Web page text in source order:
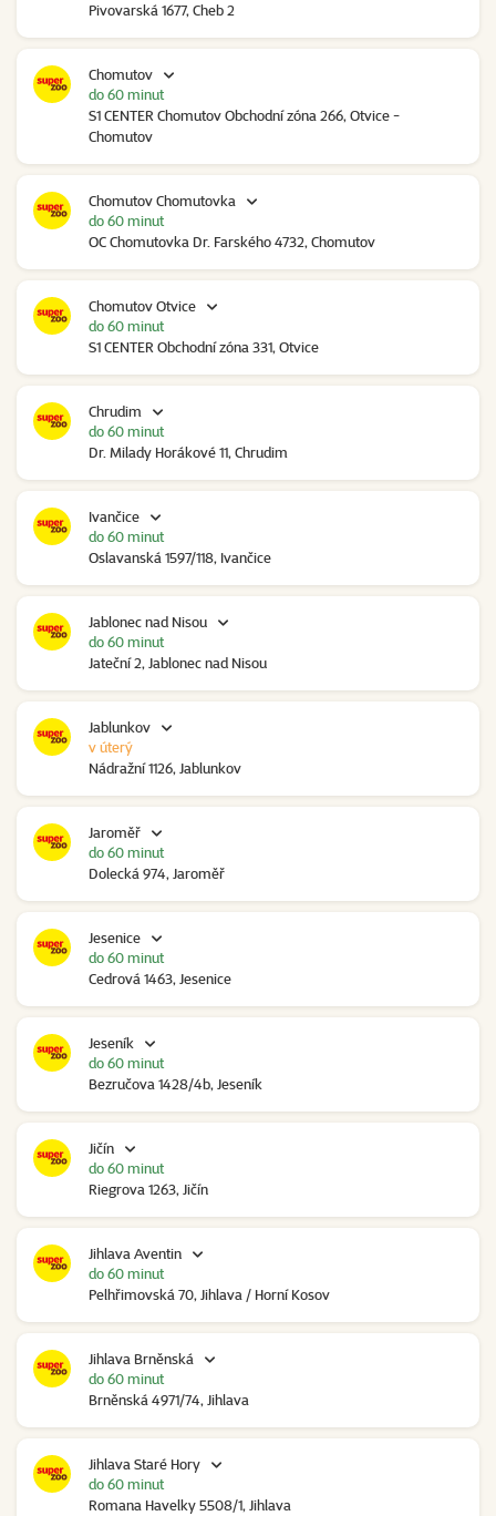
Pivovarská 1677, Cheb 2
Chomutov
S1 CENTER Chomutov Obchodní zóna 266, Otvice -
Chomutov
do 60 minut
Chomutov Chomutovka
OC Chomutovka Dr. Farského 4732, Chomutov
do 60 minut
Chomutov Otvice
S1 CENTER Obchodní zóna 331, Otvice
do 60 minut
Chrudim
Dr. Milady Horákové 11, Chrudim
do 60 minut
Ivančice
Oslavanská 1597/118, Ivančice
do 60 minut
Jablonec nad Nisou
Jateční 2, Jablonec nad Nisou
do 60 minut
Jablunkov
Nádražní 1126, Jablunkov
v úterý
Jaroměř
Dolecká 974, Jaroměř
do 60 minut
Jesenice
Cedrová 1463, Jesenice
do 60 minut
Jeseník
Bezručova 1428/4b, Jeseník
do 60 minut
Jičín
Riegrova 1263, Jičín
do 60 minut
Jihlava Aventin
Pelhřimovská 70, Jihlava / Horní Kosov
do 60 minut
Jihlava Brněnská
Brněnská 4971/74, Jihlava
do 60 minut
Jihlava Staré Hory
Romana Havelky 5508/1, Jihlava
do 60 minut